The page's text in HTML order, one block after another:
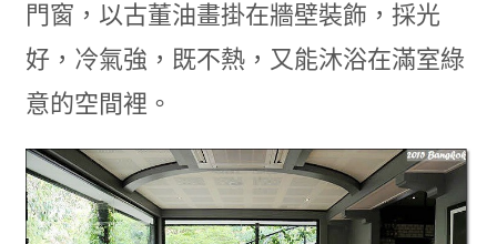
門窗，以古董油畫掛在牆壁裝飾，採光
好，冷氣強，既不熱，又能沐浴在滿室綠
意的空間裡。